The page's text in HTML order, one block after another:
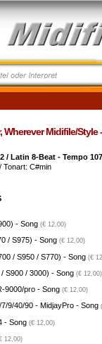
Wherever Midifile/
/ Latin 8-Beat - Tempo 107
Tonart: C#min
- Song (€ 12,00)
/ S975) - Song (€ 12,00)
/ S950 / S770) - Song (€
S900 / 3000) - Song (€ 12,00)
9000/pro - Song (€ 12,00)
7/9/40/90 - MidjayPro - Song
- Song (€ 12,00)
12,00)